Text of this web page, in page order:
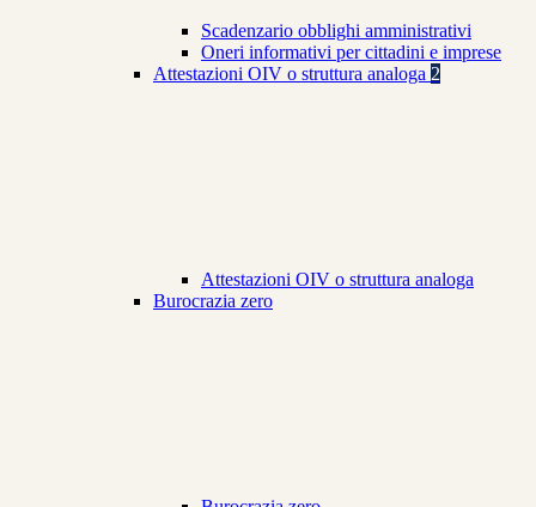
Scadenzario obblighi amministrativi
Oneri informativi per cittadini e imprese
Attestazioni OIV o struttura analoga 2
Attestazioni OIV o struttura analoga
Burocrazia zero